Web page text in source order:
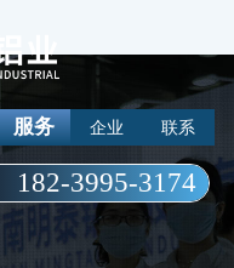
服务 企业 联系
182-3995-3174